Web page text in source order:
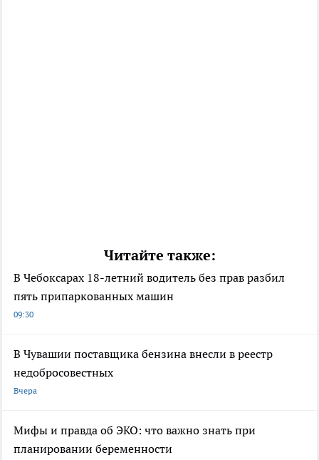
Читайте также:
В Чебоксарах 18-летний водитель без прав разбил
пять припаркованных машин
09:30
В Чувашии поставщика бензина внесли в реестр
недобросовестных
Вчера
Мифы и правда об ЭКО: что важно знать при
планировании беременности